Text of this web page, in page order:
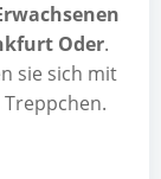
Oder.
sie sich mit